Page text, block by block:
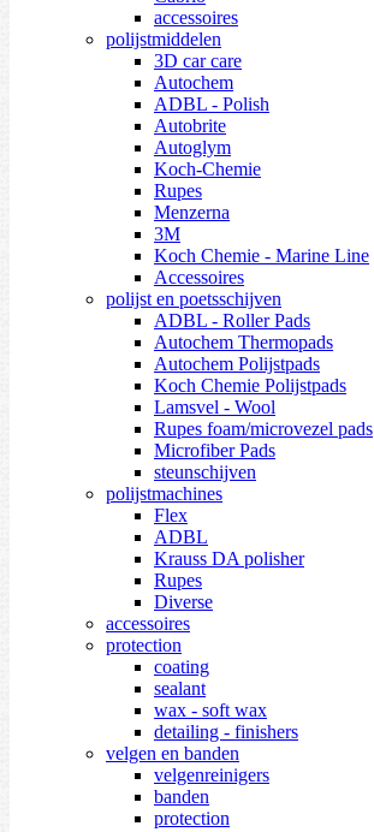
accessoires
polijstmiddelen
3D car care
Autochem
ADBL - Polish
Autobrite
Autoglym
Koch-Chemie
Rupes
Menzerna
3M
Koch Chemie - Marine Line
Accessoires
polijst en poetsschijven
ADBL - Roller Pads
Autochem Thermopads
Autochem Polijstpads
Koch Chemie Polijstpads
Lamsvel - Wool
Rupes foam/microvezel pads
Microfiber Pads
steunschijven
polijstmachines
Flex
ADBL
Krauss DA polisher
Rupes
Diverse
accessoires
protection
coating
sealant
wax - soft wax
detailing - finishers
velgen en banden
velgenreinigers
banden
protection